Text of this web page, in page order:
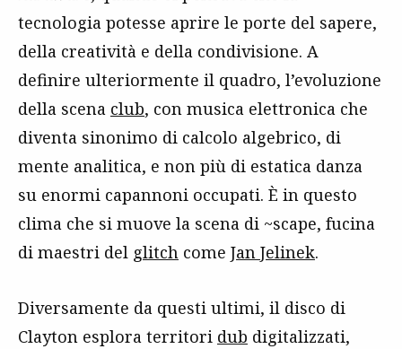
tecnologia potesse aprire le porte del sapere,
della creatività e della condivisione. A
definire ulteriormente il quadro, l’evoluzione
della scena club, con musica elettronica che
diventa sinonimo di calcolo algebrico, di
mente analitica, e non più di estatica danza
su enormi capannoni occupati. È in questo
clima che si muove la scena di ~scape, fucina
di maestri del glitch come Jan Jelinek.
Diversamente da questi ultimi, il disco di
Clayton esplora territori dub digitalizzati,